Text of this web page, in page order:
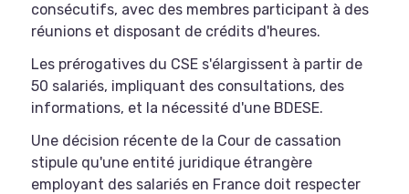
consécutifs, avec des membres participant à des
réunions et disposant de crédits d'heures.
Les prérogatives du CSE s'élargissent à partir de
50 salariés, impliquant des consultations, des
informations, et la nécessité d'une BDESE.
Une décision récente de la Cour de cassation
stipule qu'une entité juridique étrangère
employant des salariés en France doit respecter